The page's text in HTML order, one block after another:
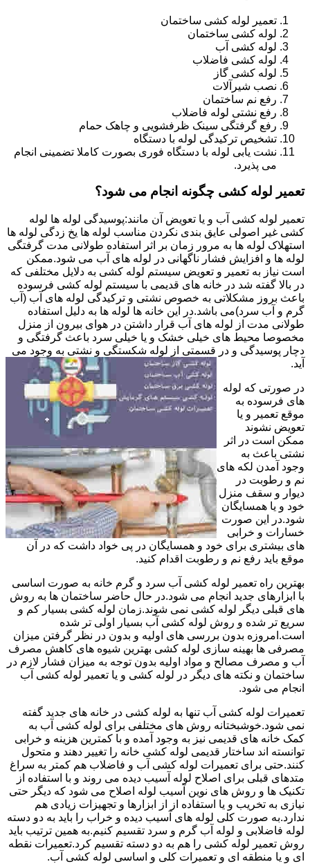
تعمیر لوله کشی ساختمان
لوله کشی ساختمان
لوله کشی آب
لوله کشی فاضلاب
لوله کشی گاز
نصب شیرآلات
رفع نم ساختمان
رفع نشتی لوله فاضلاب
رفع گرفتگی سینک ظرفشویی و چاهک حمام
تشخیص ترکیدگی لوله با دستگاه
نشت یابی لوله با دستگاه فوری بصورت کاملا تضمینی انجام
می پذیرد.
تعمیر لوله کشی چگونه انجام می شود؟
تعمیر لوله کشی آب و یا تعویض آن مانند:پوسیدگی لوله ها لوله
کشی غیر اصولی عایق بندی نکردن مناسب لوله ها یخ زدگی لوله ها
استهلاک لوله ها به مرور زمان بر اثر استفاده طولانی مدت گرفتگی
لوله ها و افزایش فشار ناگهانی در لوله های آب می شود.ممکن
است نیاز به تعمیر و تعویض سیستم لوله کشی به دلایل مختلفی که
در بالا گفته شد در خانه های قدیمی با سیستم لوله کشی فرسوده
باعث بروز مشکلاتی به خصوص نشتی و ترکیدگی لوله های آب (آب
گرم و آب سرد)می باشد.در این خانه ها لوله ها به دلیل استفاده
طولانی مدت از لوله های آب قرار داشتن در هوای بیرون از منزل
مخصوصا محیط های خیلی خشک و یا خیلی سرد باعث گرفتگی و
دچار پوسیدگی و در قسمتی از لوله شکستگی و نشتی به وجود می
آید.
در صورتی که لوله
های فرسوده به
موقع تعمیر و یا
تعویض نشوند
ممکن است در اثر
نشتی باعث به
وجود آمدن لکه های
نم و رطوبت در
دیوار و سقف منزل
خود و یا همسایگان
شود.در این صورت
خسارات و خرابی
های بیشتری برای خود و همسایگان در پی خواد داشت که در آن
موقع باید رفع نم و رطوبت اقدام کنید.
بهترین راه تعمیر لوله کشی آب سرد و گرم خانه به صورت اساسی
با ابزارهای جدید انجام می شود.در حال حاضر ساختمان ها به روش
های قبلی دیگر لوله کشی نمی شوند.زمان لوله کشی بسیار کم و
سریع تر شده و روش لوله کشی آب بسیار اولی تر شده
است.امروزه بدون بررسی های اولیه و بدون در نظر گرفتن میزان
مصرفی ها بهینه سازی لوله کشی بهترین شیوه های کاهش مصرف
آب و مصرف مصالح و مواد اولیه بدون توجه به میزان فشار لازم در
ساختمان و نکته های دیگر در لوله کشی و یا تعمیر لوله کشی آب
انجام می شود.
تعمیرات لوله کشی آب تنها به لوله کشی در خانه های جدید گفته
نمی شود.خوشبختانه روش های مختلفی برای لوله کشی آب به
کمک خانه های قدیمی نیز به وجود آمده و با کمترین هزینه و خرابی
توانسته اند ساختار قدیمی لوله کشی خانه را تغییر دهند و متحول
کنند.حتی برای تعمیرات لوله کشی آب و فاضلاب هم کمتر به سراغ
متدهای قبلی برای اصلاح لوله آسیب دیده می روند و با استفاده از
تکنیک ها و روش های نوین آسیب لوله اصلاح می شود که دیگر حتی
نیازی به تخریب و یا استفاده از از ابزارها و تجهیزات زیادی هم
ندارد.به صورت کلی لوله های آسیب دیده و خراب را باید به دو دسته
لوله فاضلابی و لوله آب گرم و سرد تقسیم کنیم.به همین ترتیب باید
روش تعمیر لوله کشی را هم به دو دسته تقسیم کرد.تعمیرات نقطه
ای و یا منطقه ای و تعمیرات کلی و اساسی لوله کشی آب.